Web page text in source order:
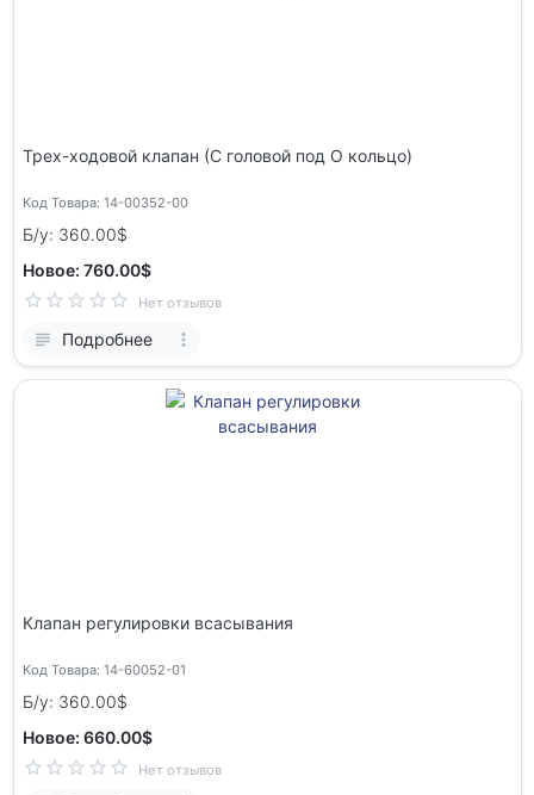
Трех-ходовой клапан (С головой под О кольцо)
Код Товара: 14-00352-00
Б/у: 360.00$
Новое: 760.00$
Нет отзывов
Подробнее
Клапан регулировки всасывания
Код Товара: 14-60052-01
Б/у: 360.00$
Новое: 660.00$
Нет отзывов